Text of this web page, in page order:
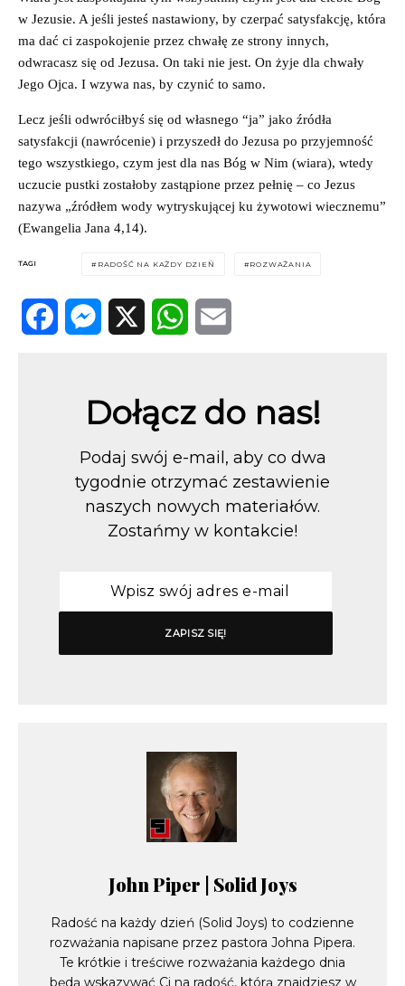
w Jezusie. A jeśli jesteś nastawiony, by czerpać satysfakcję, która
ma dać ci zaspokojenie przez chwałę ze strony innych,
odwracasz się od Jezusa. On taki nie jest. On żyje dla chwały
Jego Ojca. I wzywa nas, by czynić to samo.
Lecz jeśli odwróciłbyś się od własnego “ja” jako źródła
satysfakcji (nawrócenie) i przyszedł do Jezusa po przyjemność
tego wszystkiego, czym jest dla nas Bóg w Nim (wiara), wtedy
uczucie pustki zostałoby zastąpione przez pełnię – co Jezus
nazywa „źródłem wody wytryskującej ku żywotowi wiecznemu”
(Ewangelia Jana 4,14).
TAGI RADOŚĆ NA KAŻDY DZIEŃ ROZWAŻANIA
Dołącz do nas!
Podaj swój e-mail, aby co dwa
tygodnie otrzymać zestawienie
naszych nowych materiałów.
Zostańmy w kontakcie!
John Piper | Solid Joys
Radość na każdy dzień (Solid Joys) to codzienne
rozważania napisane przez pastora Johna Pipera.
Te krótkie i treściwe rozważania każdego dnia
będą wskazywać Ci na radość, którą znajdziesz w